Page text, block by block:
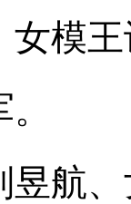
王
航、